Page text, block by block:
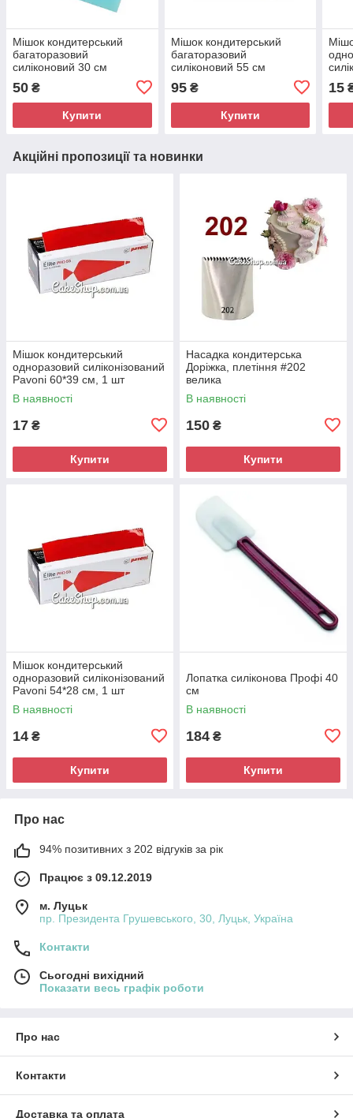
Мішок кондитерський
багаторазовий
силіконовий 30 см
50 ₴
Купити
Мішок кондитерський
багаторазовий
силіконовий 55 см
95₴
Купити
15
Акційні пропозиції та новинки
Мішок кондитерський
одноразовий силіконізований
Pavoni 60*39 см, 1 шт
В наявності
17 ₴
Купити
Насадка кондитерська
Доріжка, плетіння #202
велика
В наявності
150 ₴
Купити
Мішок кондитерський
одноразовий силіконізований
Pavoni 54*28 см, 1 шт
В наявності
14 ₴
Купити
Лопатка силіконова Профі 40
см
В наявності
184 ₴
Купити
Про нас
94% позитивних з 202 відгуків за рік
Працює з 09.12.2019
м. Луцьк
пр. Президента Грушевського, 30, Луцьк, Україна
Контакти
Сьогодні вихідний
Показати весь графік роботи
Про нас
Контакти
Доставка та оплата